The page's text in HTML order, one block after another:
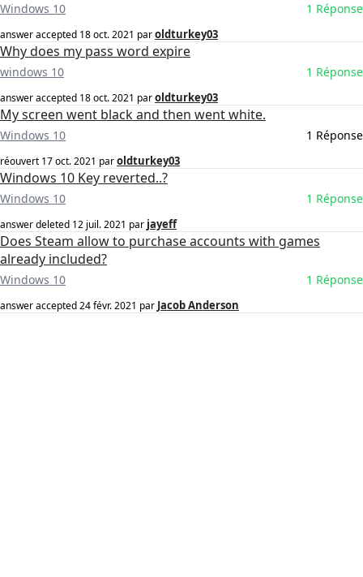
Windows 10 1 Réponse
answer accepted 18 oct. 2021 paroldturkey03
Why does my pass word expire
windows 10 1 Réponse
answer accepted 18 oct. 2021 paroldturkey03
My screen went black and then went white.
Windows 10 1 Réponse
réouvert 17 oct. 2021 paroldturkey03
Windows 10 Key reverted..?
Windows 10 1 Réponse
answer deleted 12 juil. 2021 par jayeff
Does Steam allow to purchase accounts with games
already included?
Windows 10 1 Réponse
answer accepted24 févr. 2021 par Jacob Anderson